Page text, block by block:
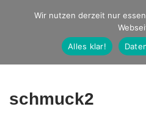
Studio Ernst
Fotografie
schmuck2
Wir nutzen derzeit nur
Alles klar!